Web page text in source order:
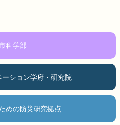
科学部
ーション学府・研究院
めの防災研究拠点